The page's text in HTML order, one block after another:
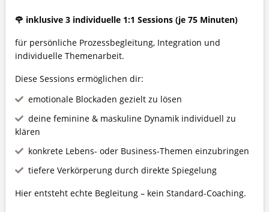
🌹 inklusive 3 individuelle 1:1 Sessions (je 75 Minuten)
für persönliche Prozessbegleitung, Integration und
individuelle Themenarbeit.
Diese Sessions ermöglichen dir:
emotionale Blockaden gezielt zu lösen
deine feminine & maskuline Dynamik individuell zu
klären
konkrete Lebens- oder Business-Themen einzubringen
tiefere Verkörperung durch direkte Spiegelung
Hier entsteht echte Begleitung – kein Standard-Coaching.